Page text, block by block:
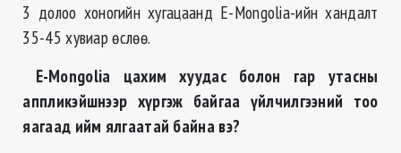
3 долоо хоногийн хугацаанд E-Mongolia-ийн хандалт
35-45 хувиар өслөө.
E-Mongolia цахим хуудас болон гар утасны
аппликэйшнээр хүргэж байгаа үйлчилгээний тоо
яагаад ийм ялгаатай байна вэ?